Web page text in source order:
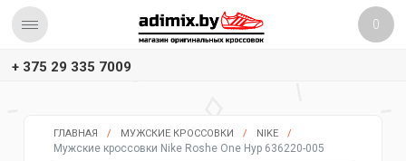
0
+ 375 29 335 7009
ГЛАВНАЯ / МУЖСКИЕ КРОССОВКИ / NIKE /
Мужские кроссовки Nike Roshe One Hyp 636220-005